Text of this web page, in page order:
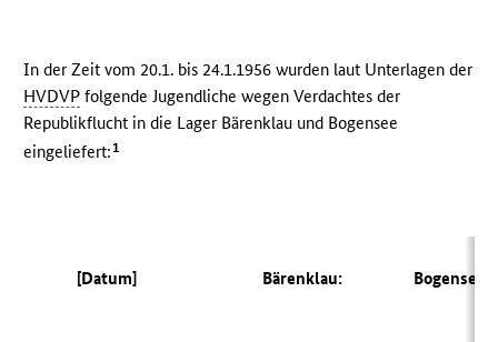
In der Zeit vom 20.1. bis 24.1.1956 wurden laut Unterlagen der
HVDVP folgende Jugendliche wegen Verdachtes der
Republikflucht in die Lager Bärenklau und Bogensee
eingeliefert:1
[Datum] Bärenklau: Bogensee: